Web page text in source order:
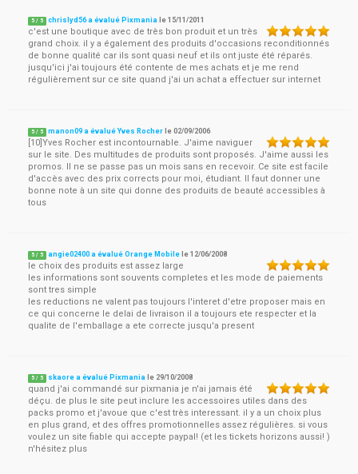
5 / 5 chrislyd56 a évalué Pixmania le15/11/2011
c'est une boutique avec de très bon produit et un très
grand choix. il y a également des produits d'occasions reconditionnés
de bonne qualité car ils sont quasi neuf et ils ont juste été réparés.
jusqu'ici j'ai toujours été contente de mes achats et je me rend
régulièrement sur ce site quand j'ai un achat a effectuer sur internet
5 / 5 manon09 a évalué Yves Rocher le02/09/2006
[10]Yves Rocher est incontournable. J'aime naviguer
sur le site. Des multitudes de produits sont proposés. J'aime aussi les
promos. Il ne se passe pas un mois sans en recevoir. Ce site est facile
d'accès avec des prix corrects pour moi, étudiant. Il faut donner une
bonne note à un site qui donne des produits de beauté accessibles à
tous
5 / 5 angie02400 a évalué Orange Mobile le12/06/2008
le choix des produits est assez large
les informations sont souvents completes et les mode de paiements
sont tres simple
les reductions ne valent pas toujours l'interet d'etre proposer mais en
ce qui concerne le delai de livraison il a toujours ete respecter et la
qualite de l'emballage a ete correcte jusqu'a present
5 / 5 skaore a évalué Pixmania le 29/10/2008
quand j'ai commandé sur pixmania je n'ai jamais été
déçu. de plus le site peut inclure les accessoires utiles dans des
packs promo et j'avoue que c'est très interessant. il y a un choix plus
en plus grand, et des offres promotionnelles assez régulières. si vous
voulez un site fiable qui accepte paypal! (et les tickets horizons aussi! )
n'hésitez plus